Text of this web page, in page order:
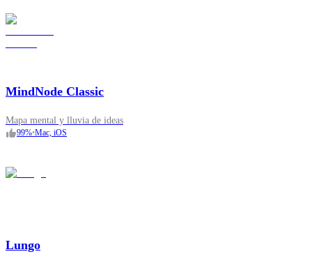
MindNode Classic
Mapa mental y lluvia de ideas
99%•Mac, iOS
Lungo